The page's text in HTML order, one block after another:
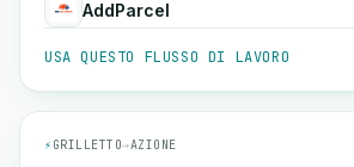
AddParcel
USA QUESTO FLUSSO DI LAVORO
⚡ GRILLETTO→AZIONE